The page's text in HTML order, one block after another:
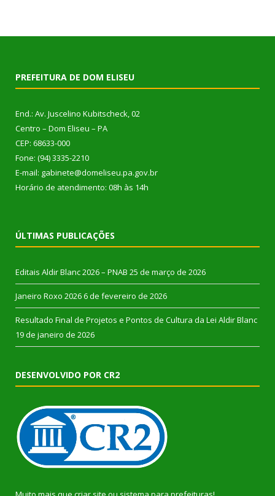
PREFEITURA DE DOM ELISEU
End.: Av. Juscelino Kubitscheck, 02
Centro – Dom Eliseu – PA
CEP: 68633-000
Fone: (94) 3335-2210
E-mail: gabinete@domeliseu.pa.gov.br
Horário de atendimento: 08h às 14h
ÚLTIMAS PUBLICAÇÕES
Editais Aldir Blanc 2026 – PNAB 25 de março de 2026
Janeiro Roxo 2026 6 de fevereiro de 2026
Resultado Final de Projetos e Pontos de Cultura da Lei Aldir Blanc
19 de janeiro de 2026
DESENVOLVIDO POR CR2